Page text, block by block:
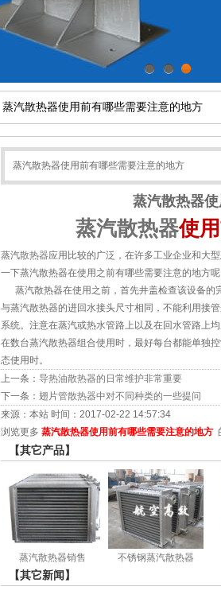
蒸汽散热器使用前有哪些需要注意的地方
蒸汽散热器使用前有哪些需要注意的地方
蒸汽散热器
蒸汽散热器使
蒸汽散热器应用比较的广泛，在许多工业企业和大
一下蒸汽散热器在使用之前有哪些需要注意的地方呢
蒸汽散热器在使用之前，首先井盖检查该设备的
与蒸汽散热器的进回水接头尺寸相同，不能利用接
系统。注意在蒸汽或热水管路上以及在回水管路上
在数台蒸汽散热器组合使用时，最好每台都能单独
态使用时。
上一条： 导热油散热器的日常维护非常重要
下一条： 翅片管散热器中对不同种类的一些提问
来源：本站 时间：2017-02-22 14:57:34
浏览更多 蒸汽散热器使用前有哪些需要注意的地方
【其它产品】
蒸汽散热器销售 不锈钢蒸汽散热器
【其它新闻】